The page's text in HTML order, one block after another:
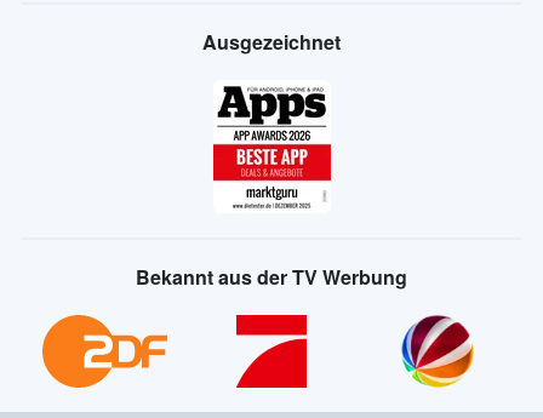
Ausgezeichnet
Bekannt aus der TV Werbung